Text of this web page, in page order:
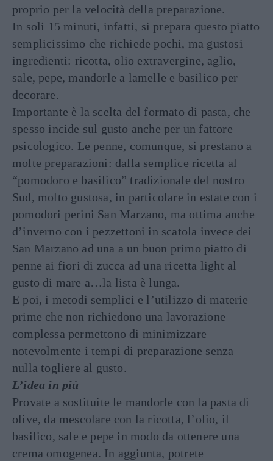
proprio per la velocità della preparazione.
In soli 15 minuti, infatti, si prepara questo piatto
semplicissimo che richiede pochi, ma gustosi
ingredienti: ricotta, olio extravergine, aglio,
sale, pepe, mandorle a lamelle e basilico per
decorare.
Importante è la scelta del formato di pasta, che
spesso incide sul gusto anche per un fattore
psicologico. Le penne, comunque, si prestano a
molte preparazioni: dalla semplice ricetta al
“pomodoro e basilico” tradizionale del nostro
Sud, molto gustosa, in particolare in estate con i
pomodori perini San Marzano, ma ottima anche
d’inverno con i pezzettoni in scatola invece dei
San Marzano ad una a un buon primo piatto di
penne ai fiori di zucca ad una ricetta light al
gusto di mare a…la lista è lunga.
E poi, i metodi semplici e l’utilizzo di materie
prime che non richiedono una lavorazione
complessa permettono di minimizzare
notevolmente i tempi di preparazione senza
nulla togliere al gusto.
L’idea in più
Provate a sostituite le mandorle con la pasta di
olive, da mescolare con la ricotta, l’olio, il
basilico, sale e pepe in modo da ottenere una
crema omogenea. In aggiunta, potrete